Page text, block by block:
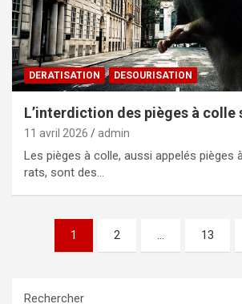
DERATISATION DESOURISATION
L’interdiction des pièges à colle
11 avril 2026 admin
Les pièges à colle, aussi appelés pièges
rats, sont des…
Pagination
1 2 … 13
Rechercher